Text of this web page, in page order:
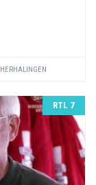
RTL 7